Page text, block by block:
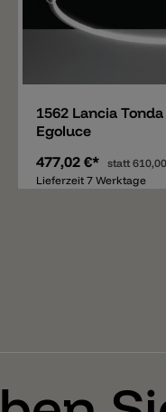
1562 Lancia
Egoluce
477,02 €* statt
Lieferzeit 7 Werktage